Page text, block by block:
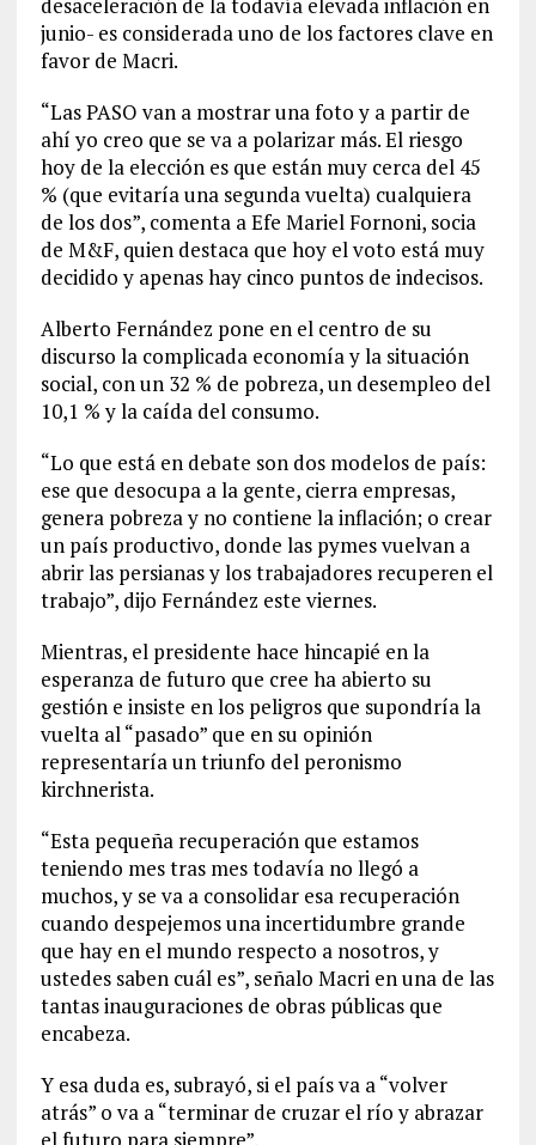
desaceleración de la todavía elevada inflación en
junio- es considerada uno de los factores clave en
favor de Macri.
“Las PASO van a mostrar una foto y a partir de
ahí yo creo que se va a polarizar más. El riesgo
hoy de la elección es que están muy cerca del 45
% (que evitaría una segunda vuelta) cualquiera
de los dos”, comenta a Efe Mariel Fornoni, socia
de M&F, quien destaca que hoy el voto está muy
decidido y apenas hay cinco puntos de indecisos.
Alberto Fernández pone en el centro de su
discurso la complicada economía y la situación
social, con un 32 % de pobreza, un desempleo del
10,1 % y la caída del consumo.
“Lo que está en debate son dos modelos de país:
ese que desocupa a la gente, cierra empresas,
genera pobreza y no contiene la inflación; o crear
un país productivo, donde las pymes vuelvan a
abrir las persianas y los trabajadores recuperen el
trabajo”, dijo Fernández este viernes.
Mientras, el presidente hace hincapié en la
esperanza de futuro que cree ha abierto su
gestión e insiste en los peligros que supondría la
vuelta al “pasado” que en su opinión
representaría un triunfo del peronismo
kirchnerista.
“Esta pequeña recuperación que estamos
teniendo mes tras mes todavía no llegó a
muchos, y se va a consolidar esa recuperación
cuando despejemos una incertidumbre grande
que hay en el mundo respecto a nosotros, y
ustedes saben cuál es”, señalo Macri en una de las
tantas inauguraciones de obras públicas que
encabeza.
Y esa duda es, subrayó, si el país va a “volver
atrás” o va a “terminar de cruzar el río y abrazar